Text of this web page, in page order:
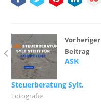
Vorheriger
Beitrag
ASK
Steuerberatung Sylt.
Fotografie